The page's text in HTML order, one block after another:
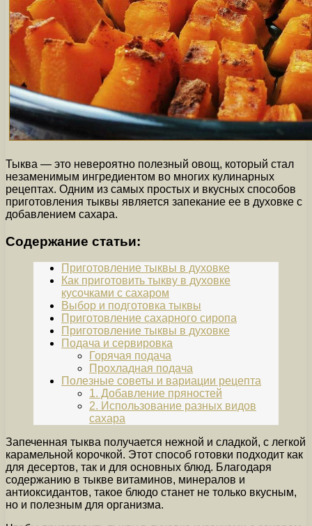
Тыква — это невероятно полезный овощ, который стал
незаменимым ингредиентом во многих кулинарных
рецептах. Одним из самых простых и вкусных способов
приготовления тыквы является запекание ее в духовке с
добавлением сахара.
Содержание статьи:
Приготовление тыквы в духовке
Как приготовить тыкву в духовке
кусочками с сахаром
Выбор и подготовка тыквы
Приготовление сахарного сиропа
Приготовление тыквы в духовке
Подача и сервировка
Горячая подача
Прохладная подача
Полезные советы и вариации рецепта
1. Добавление пряностей
2. Использование разных видов
сахара
Запеченная тыква получается нежной и сладкой, с легкой
карамельной корочкой. Этот способ готовки подходит как
для десертов, так и для основных блюд. Благодаря
содержанию в тыкве витаминов, минералов и
антиоксидантов, такое блюдо станет не только вкусным,
но и полезным для организма.